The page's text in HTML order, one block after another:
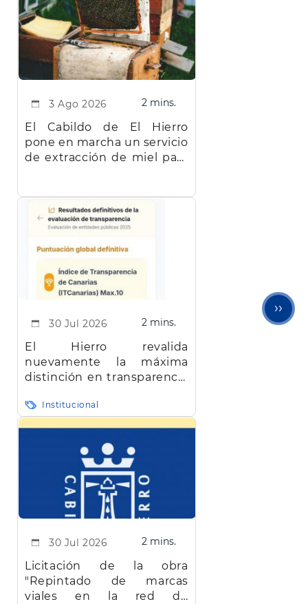
3 Ago 2026 2 mins.
El Cabildo de El Hierro
pone en marcha un servicio
de extracción de miel para
30 Jul 2026 2 mins.
El Hierro revalida
nuevamente la máxima
distinción en transparencia
Institucional
30 Jul 2026 2 mins.
Licitación de la obra
"Repintado de marcas
viales en la red de
››